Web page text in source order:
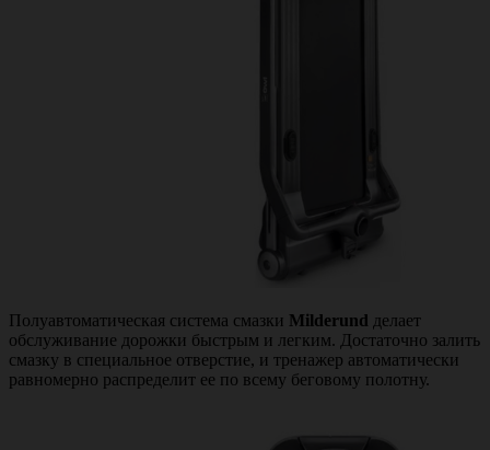
Полуавтоматическая система смазки Milderund делает
обслуживание дорожки быстрым и легким. Достаточно залить
смазку в специальное отверстие, и тренажер автоматически
равномерно распределит ее по всему беговому полотну.